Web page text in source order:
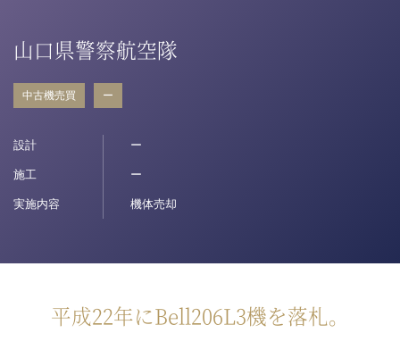
病院関係者の方
自治体関係者の方
設計及び建築関係者の方
English
山口県警察航空隊
中古機売買 ー
設計 ー
施工 ー
実施内容 機体売却
平成22年にBell206L3機を落札。